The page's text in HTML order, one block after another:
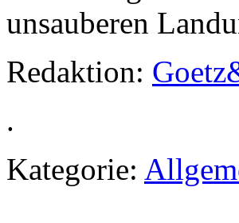
unsauberen
Redaktion:
.
Kategorie: